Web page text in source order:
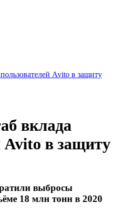
Avito в защиту
вклада
Avito в защиту
выбросы
18 млн тонн в 2020